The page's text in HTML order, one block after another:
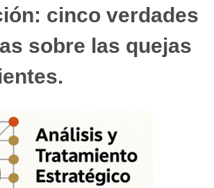
cinco verdades
sobre las quejas